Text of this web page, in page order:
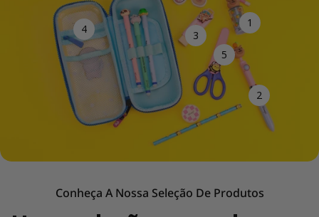
1
2
3
4
5
Conheça A Nossa Seleção De Produtos